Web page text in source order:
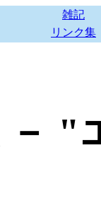
雑記
リンク集
－ "